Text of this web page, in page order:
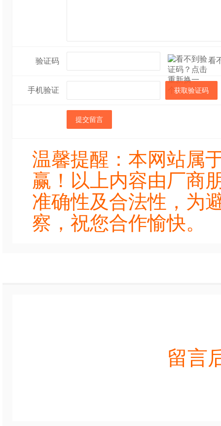
验证码 看
手机验证 获取验证码
提交留言
温馨提醒：本网站属
赢！以上内容由厂商
准确性及合法性，为
察，祝您合作愉快。
留言